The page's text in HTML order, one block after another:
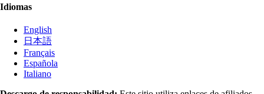
Idiomas
English
日本語
Français
Española
Italiano